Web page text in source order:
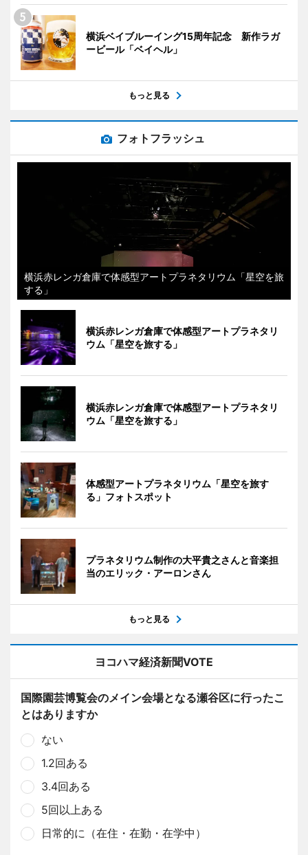
横浜ベイブルーイング15周年記念 新作ラガ
ービール「ベイヘル」
もっと見る
フォトフラッシュ
横浜赤レンガ倉庫で体感型アートプラネタリウム「星空を旅
する」
横浜赤レンガ倉庫で体感型アートプラネタリ
ウム「星空を旅する」
横浜赤レンガ倉庫で体感型アートプラネタリ
ウム「星空を旅する」
体感型アートプラネタリウム「星空を旅す
る」フォトスポット
プラネタリウム制作の大平貴之さんと音楽担
当のエリック・アーロンさん
もっと見る
ヨコハマ経済新聞VOTE
国際園芸博覧会のメイン会場となる瀬谷区に行ったこ
とはありますか
ない
1.2回ある
3.4回ある
5回以上ある
日常的に（在住・在勤・在学中）